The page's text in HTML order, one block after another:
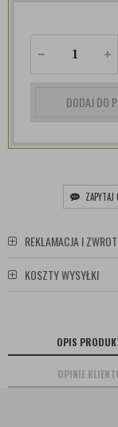
DODAJ DO
REKLAMACJA I
KOSZTY WYSYŁKI
OPIS
OPINIE